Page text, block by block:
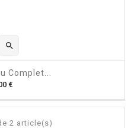

Complet...
€P
i
2 article(s)